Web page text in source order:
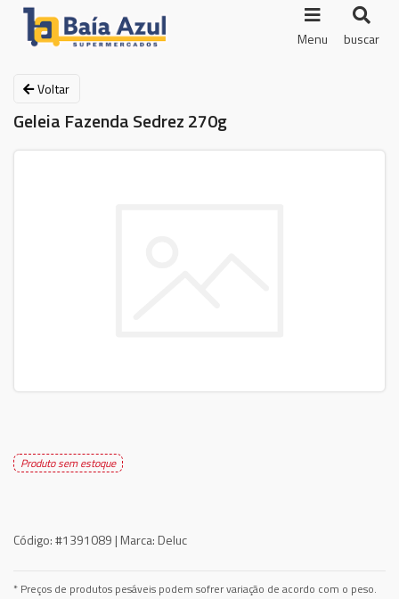
Menu buscar
Voltar
Geleia Fazenda Sedrez 270g
Produto sem estoque
Código:#1391089 | Marca: Deluc
* Preços de produtos pesáveis podem sofrer variação de acordo com o peso.